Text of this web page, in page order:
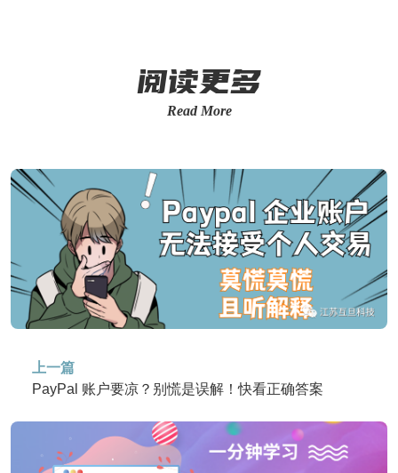
阅读更多
Read More
上一篇
PayPal 账户要凉？别慌是误解！快看正确答案